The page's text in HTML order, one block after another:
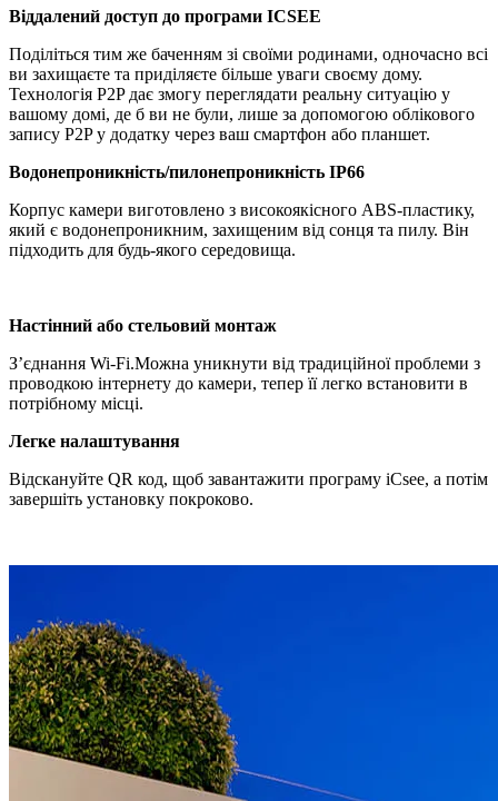
Віддалений доступ до програми ICSEE
Поділіться тим же баченням зі своїми родинами, одночасно всі
ви захищаєте та приділяєте більше уваги своєму дому.
Технологія P2P дає змогу переглядати реальну ситуацію у
вашому домі, де б ви не були, лише за допомогою облікового
запису P2P у додатку через ваш смартфон або планшет.
Водонепроникність/пилонепроникність IP66
Корпус камери виготовлено з високоякісного ABS-пластику,
який є водонепроникним, захищеним від сонця та пилу. Він
підходить для будь-якого середовища.
Настінний або стельовий монтаж
З’єднання Wi-Fi.Можна уникнути від традиційної проблеми з
проводкою інтернету до камери, тепер її легко встановити в
потрібному місці.
Легке налаштування
Відскануйте QR код, щоб завантажити програму iCsee, а потім
завершіть установку покроково.